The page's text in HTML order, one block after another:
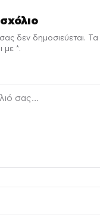
δεν δημοσιεύεται.
με *.